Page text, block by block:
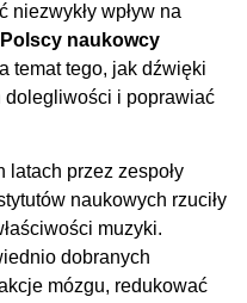
wpływ na
Polscy naukowcy
temat tego, jak dźwięki
dolegliwości i poprawiać
latach przez zespoły
naukowych rzuciły
muzyki.
dobranych
mózgu, redukować